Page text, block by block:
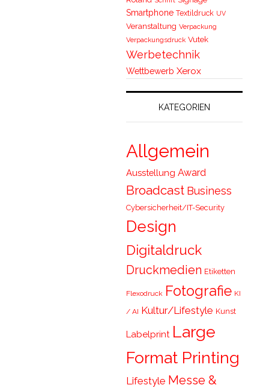
Smartphone Textildruck UV
Veranstaltung Verpackung
Verpackungsdruck Vutek
Werbetechnik
Wettbewerb Xerox
KATEGORIEN
Allgemein
Ausstellung Award
Broadcast Business
Cybersicherheit/IT-Security
Design
Digitaldruck
Druckmedien Etiketten
Flexodruck Fotografie KI
/ AI Kultur/Lifestyle Kunst
Labelprint Large
Format Printing
Lifestyle Messe &